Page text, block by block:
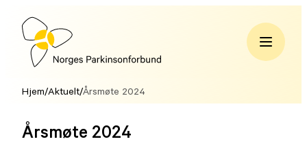
Hopp
innholdNorges
Hjem/Aktuelt/Årsmøte 2024
Årsmøte 2024